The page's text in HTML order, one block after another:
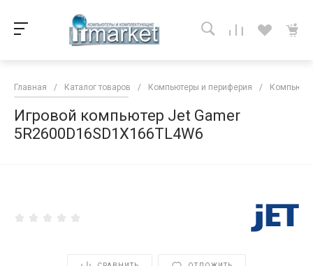
Главная / Каталог товаров / Компьютеры и периферия /
Игровой компьютер Jet Gamer
5R2600D16SD1X166TL4W6